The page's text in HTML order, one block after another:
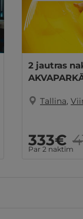
2 jautras
Tallina,
333€
Par 2 naktīm